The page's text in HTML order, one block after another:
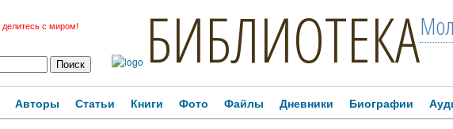
делитесь с миром! БИБЛИОТЕКА
Авторы Статьи Книги Фото Файлы Дневники Биографии